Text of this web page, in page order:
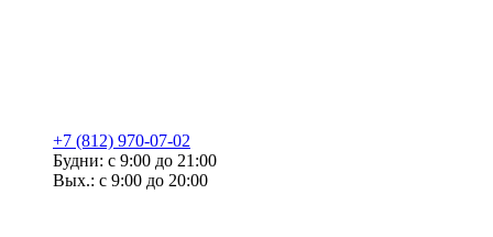
+7 (812) 970-07-02
Будни: с 9:00 до 21:00
Вых.: с 9:00 до 20:00